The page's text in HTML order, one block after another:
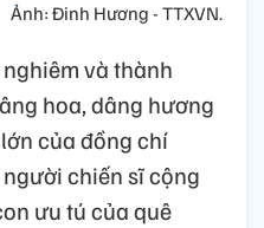
Ảnh: Đinh Hương - TTXVN.
và thành
hoa, dâng hương
của đồng chí
chiến sĩ cộng
ưu tú của quê